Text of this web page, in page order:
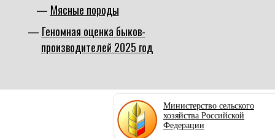
Мясные породы
Геномная оценка быков-
производителей 2025 год
Министерство сельского
хозяйства Российской
Федерации